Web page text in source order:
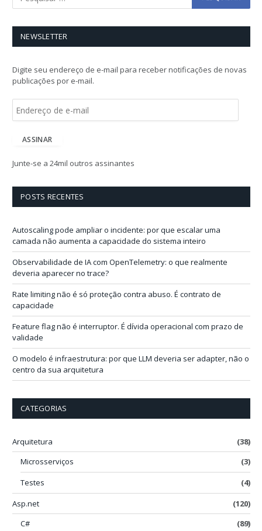
NEWSLETTER
Digite seu endereço de e-mail para receber notificações de novas
publicações por e-mail.
e
ç
i
l
ASSINAR
Junte-se a 24mil outros assinantes
POSTS RECENTES
Autoscaling pode ampliar o incidente: por que escalar uma
camada não aumenta a capacidade do sistema inteiro
Observabilidade de IA com OpenTelemetry: o que realmente
deveria aparecer no trace?
Rate limiting não é só proteção contra abuso. É contrato de
capacidade
Feature flag não é interruptor. É dívida operacional com prazo de
validade
O modelo é infraestrutura: por que LLM deveria ser adapter, não o
centro da sua arquitetura
CATEGORIAS
Arquitetura
(38)
Microsserviços
(3)
Testes
(4)
Asp.net
(120)
C#
(89)